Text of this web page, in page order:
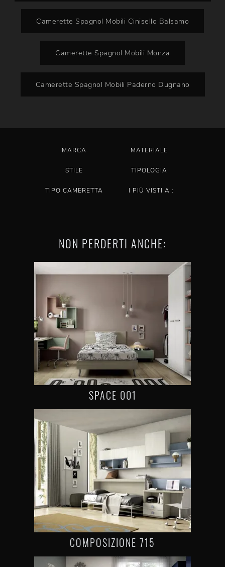
Camerette Spagnol Mobili Cinisello Balsamo
Camerette Spagnol Mobili Monza
Camerette Spagnol Mobili Paderno Dugnano
MARCA MATERIALE
STILE TIPOLOGIA
TIPO CAMERETTA I PIÙ VISTI A :
NON PERDERTI ANCHE:
SPACE 001
COMPOSIZIONE 715